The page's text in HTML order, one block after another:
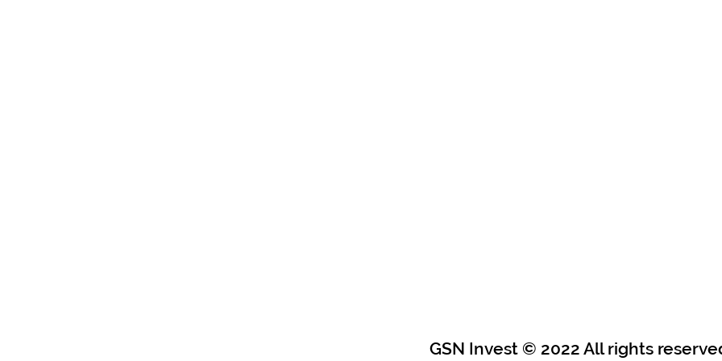
GSN Invest © 2022 All rights